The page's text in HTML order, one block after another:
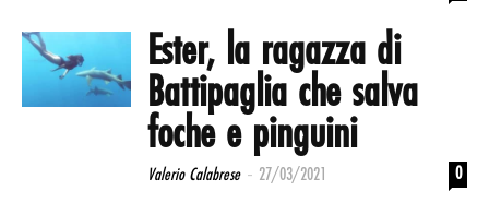
Ester, la ragazza di
Battipaglia che salva
foche e pinguini
Valerio Calabrese - 27/03/2021 0